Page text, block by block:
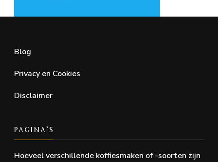
Blog
Privacy en Cookies
Disclaimer
PAGINA’S
Hoeveel verschillende koffiesmaken of -soorten zijn